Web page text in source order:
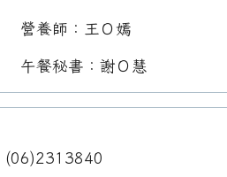
營養師：王Ｏ嫣
午餐秘書：謝Ｏ慧
(06)2313840